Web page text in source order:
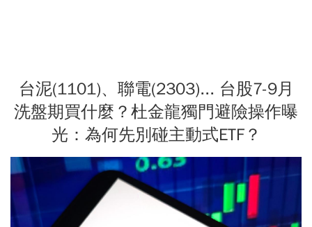
台泥(1101)、聯電(2303)... 台股7-9月
洗盤期買什麼？杜金龍獨門避險操作曝
光：為何先別碰主動式ETF？